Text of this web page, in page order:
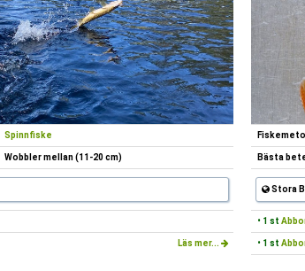
Spinnfiske
Wobbler mellan (11-20 cm)
Läs mer...
Bästa
Stora
• 1 st
• 1 st